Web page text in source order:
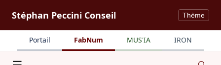
Stéphan Peccini Conseil Thème
Portail FabNum MUS'IA IRON